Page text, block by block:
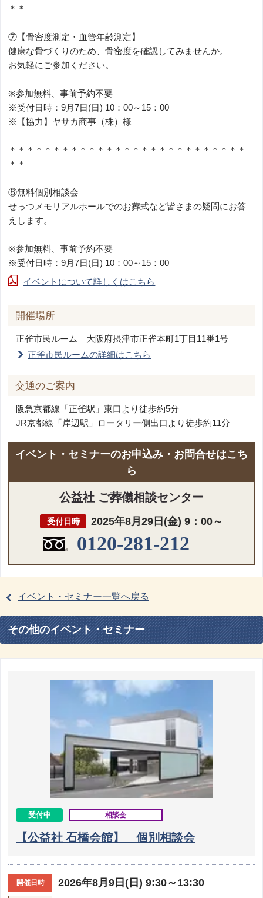
＊＊
⑦【骨密度測定・血管年齢測定】
健康な骨づくりのため、骨密度を確認してみませんか。
お気軽にご参加ください。
※参加無料、事前予約不要
※受付日時：9月7日(日) 10：00～15：00
※【協力】ヤサカ商事（株）様
＊＊＊＊＊＊＊＊＊＊＊＊＊＊＊＊＊＊＊＊＊＊＊＊＊＊＊
＊＊
⑧無料個別相談会
せっつメモリアルホールでのお葬式など皆さまの疑問にお答
えします。
※参加無料、事前予約不要
※受付日時：9月7日(日) 10：00～15：00
イベントについて詳しくはこちら
開催場所
正雀市民ルーム
大阪府摂津市正雀本町1丁目11番1号
正雀市民ルームの詳細はこちら
交通のご案内
阪急京都線「正雀駅」東口より徒歩約5分
JR京都線「岸辺駅」ロータリー側出口より徒歩約11分
イベント・セミナーのお申込み・お問合せはこち
ら
公益社 ご葬儀相談センター
受付日時 2025年8月29日(金) 9：00～
0120-281-212
イベント・セミナー一覧へ戻る
その他のイベント・セミナー
受付中 相談会
【公益社 石橋会館】 個別相談会
開催日時 2026年8月9日(日) 9:30～13:30